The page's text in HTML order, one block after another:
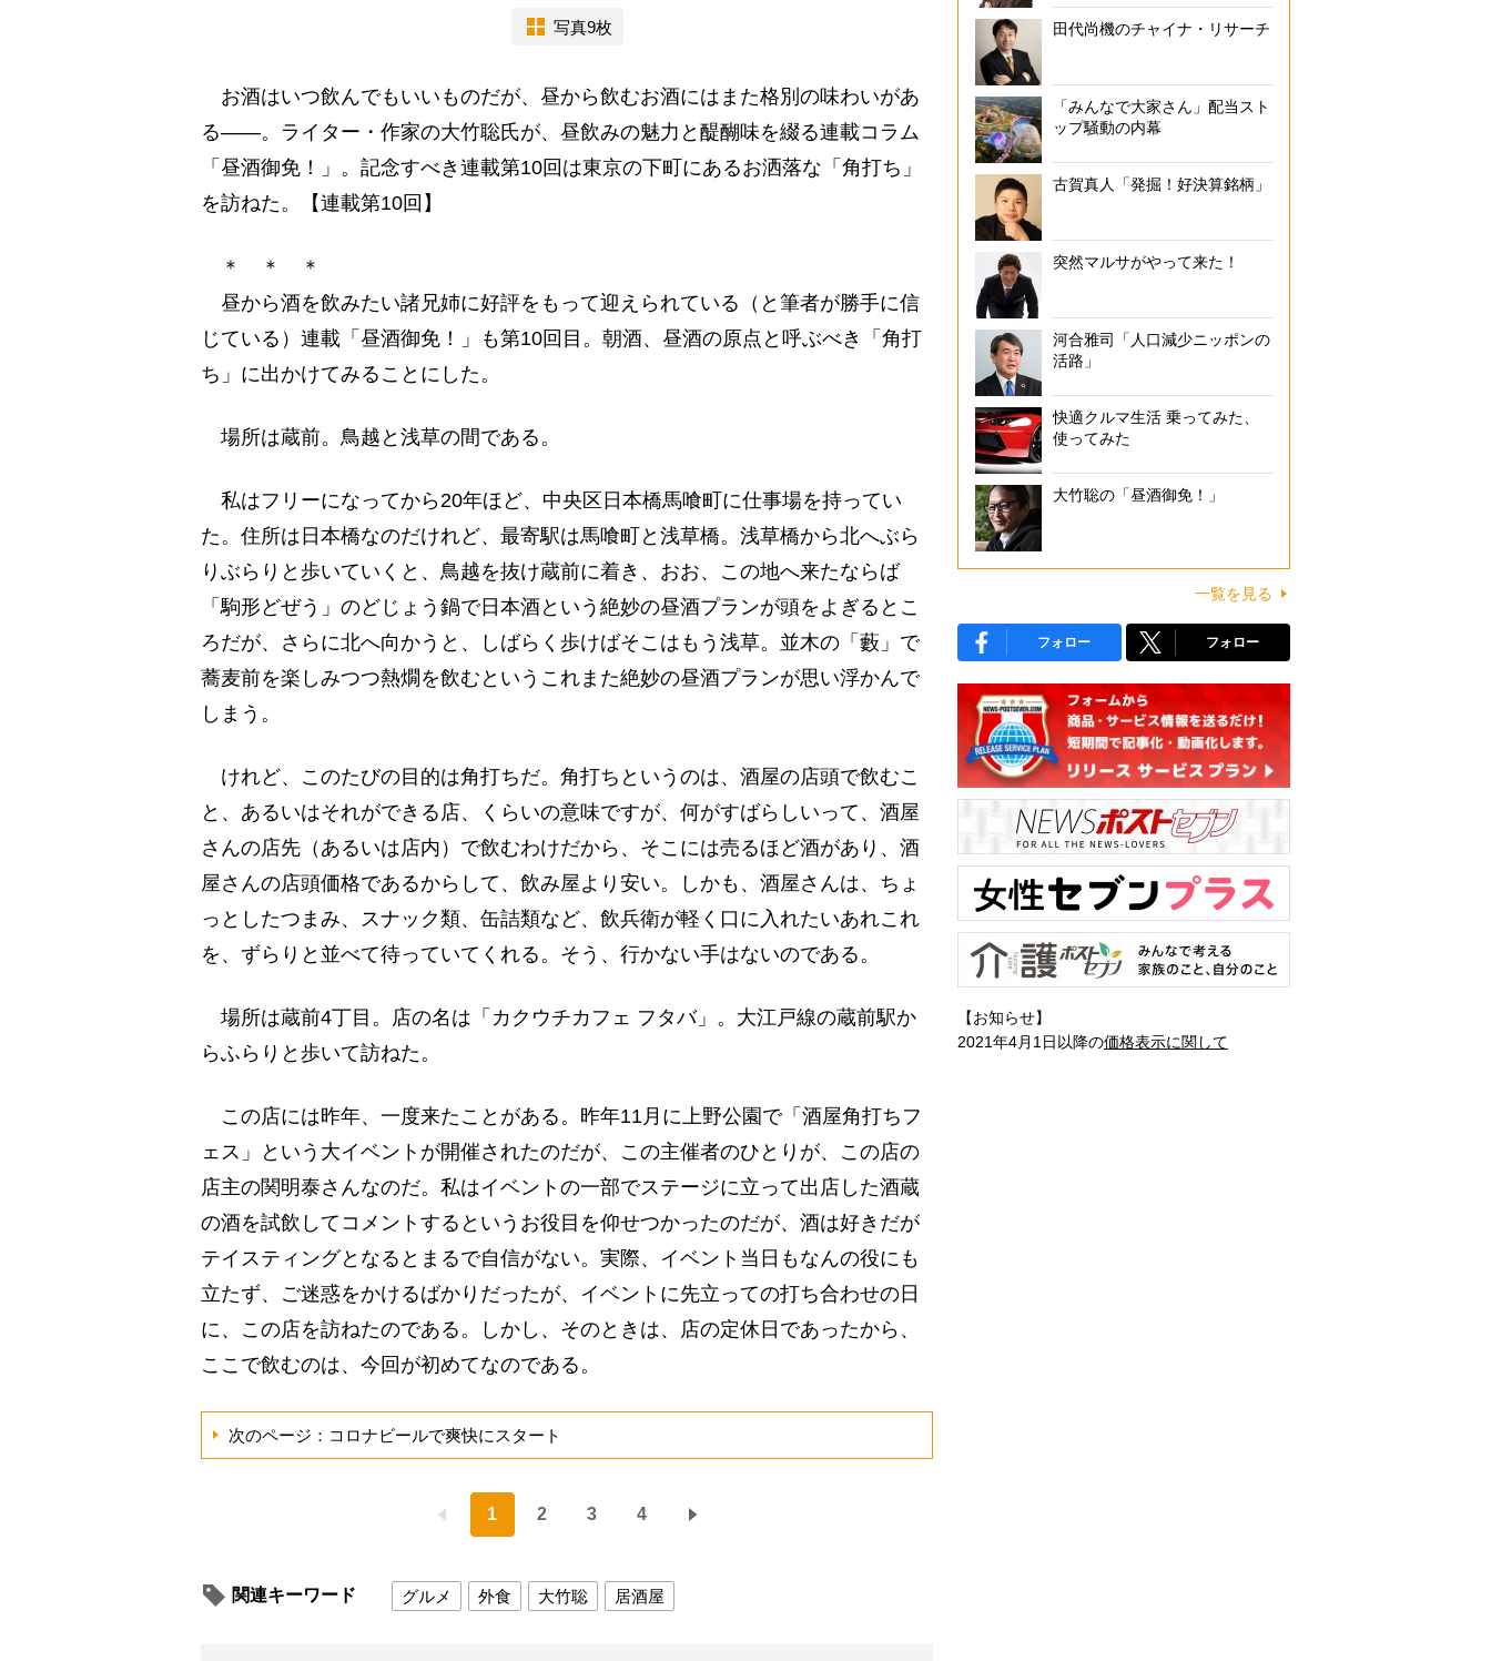
写真9枚
お酒はいつ飲んでもいいものだが、昼から飲むお酒にはまた格別の味わいがあ
る――。ライター・作家の大竹聡氏が、昼飲みの魅力と醍醐味を綴る連載コラム
「昼酒御免！」。記念すべき連載第10回は東京の下町にあるお洒落な「角打ち」
を訪ねた。【連載第10回】
＊ ＊ ＊
昼から酒を飲みたい諸兄姉に好評をもって迎えられている（と筆者が勝手に信
じている）連載「昼酒御免！」も第10回目。朝酒、昼酒の原点と呼ぶべき「角打
ち」に出かけてみることにした。
場所は蔵前。鳥越と浅草の間である。
私はフリーになってから20年ほど、中央区日本橋馬喰町に仕事場を持ってい
た。住所は日本橋なのだけれど、最寄駅は馬喰町と浅草橋。浅草橋から北へぶら
りぶらりと歩いていくと、鳥越を抜け蔵前に着き、おお、この地へ来たならば
「駒形どぜう」のどじょう鍋で日本酒という絶妙の昼酒プランが頭をよぎるとこ
ろだが、さらに北へ向かうと、しばらく歩けばそこはもう浅草。並木の「藪」で
蕎麦前を楽しみつつ熱燗を飲むというこれまた絶妙の昼酒プランが思い浮かんで
しまう。
けれど、このたびの目的は角打ちだ。角打ちというのは、酒屋の店頭で飲むこ
と、あるいはそれができる店、くらいの意味ですが、何がすばらしいって、酒屋
さんの店先（あるいは店内）で飲むわけだから、そこには売るほど酒があり、酒
屋さんの店頭価格であるからして、飲み屋より安い。しかも、酒屋さんは、ちょ
っとしたつまみ、スナック類、缶詰類など、飲兵衛が軽く口に入れたいあれこれ
を、ずらりと並べて待っていてくれる。そう、行かない手はないのである。
場所は蔵前4丁目。店の名は「カクウチカフェ フタバ」。大江戸線の蔵前駅か
らふらりと歩いて訪ねた。
この店には昨年、一度来たことがある。昨年11月に上野公園で「酒屋角打ちフ
ェス」という大イベントが開催されたのだが、この主催者のひとりが、この店の
店主の関明泰さんなのだ。私はイベントの一部でステージに立って出店した酒蔵
の酒を試飲してコメントするというお役目を仰せつかったのだが、酒は好きだが
テイスティングとなるとまるで自信がない。実際、イベント当日もなんの役にも
立たず、ご迷惑をかけるばかりだったが、イベントに先立っての打ち合わせの日
に、この店を訪ねたのである。しかし、そのときは、店の定休日であったから、
ここで飲むのは、今回が初めてなのである。
次のページ：コロナビールで爽快にスタート
1 2 3 4
関連キーワード グルメ 外食 大竹聡 居酒屋
田代尚機のチャイナ・リサーチ
「みんなで大家さん」配当スト
ップ騒動の内幕
古賀真人「発掘！好決算銘柄」
突然マルサがやって来た！
河合雅司「人口減少ニッポンの
活路」
快適クルマ生活 乗ってみた、
使ってみた
大竹聡の「昼酒御免！」
一覧を見る
フォロー フォロー
【お知らせ】
2021年4月1日以降の価格表示に関して